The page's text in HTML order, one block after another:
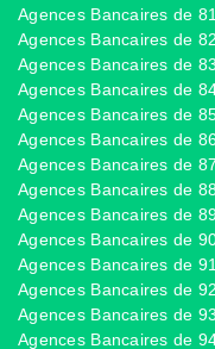
Agences Bancaires de
Agences Bancaires de
Agences Bancaires de
Agences Bancaires de
Agences Bancaires de
Agences Bancaires de
Agences Bancaires de
Agences Bancaires de
Agences Bancaires de
Agences Bancaires de
Agences Bancaires de
Agences Bancaires de
Agences Bancaires de
Agences Bancaires de